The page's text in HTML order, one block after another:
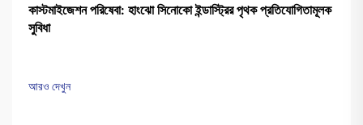
কাস্টমাইজেশন পরিষেবা: হাংঝো সিনোকো ইন্ডাস্ট্রির পৃথক প্রতিযোগিতামূলক
সুবিধা
আরও দেখুন